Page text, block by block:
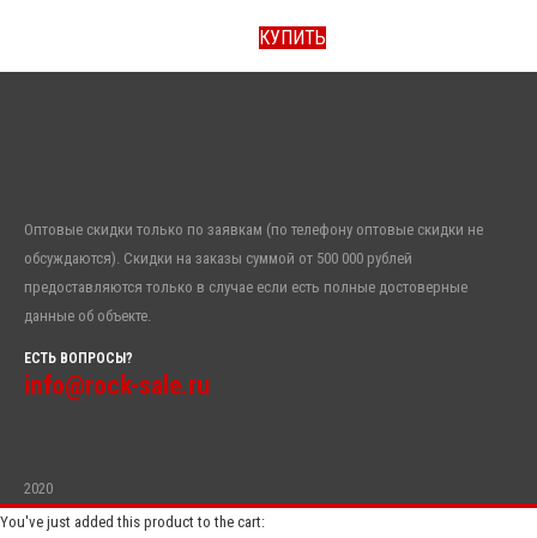
КУПИТЬ
Оптовые скидки только по заявкам (по телефону оптовые скидки не
обсуждаются). Скидки на заказы суммой от 500 000 рублей
предоставляются только в случае если есть полные достоверные
данные об объекте.
ЕСТЬ ВОПРОСЫ?
info@rock-sale.ru
2020
You've just added this product to the cart: